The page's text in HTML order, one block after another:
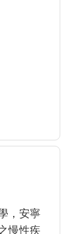
，安寧
慢性疾